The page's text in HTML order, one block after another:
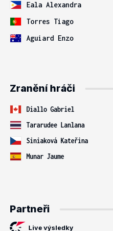
Eala Alexandra
Torres Tiago
Aguiard Enzo
Zranění hráči
Diallo Gabriel
Tararudee Lanlana
Siniaková Kateřina
Munar Jaume
Partneři
Live výsledky